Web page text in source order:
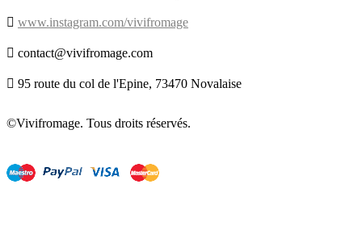
 www.instagram.com/vivifromage
 contact@vivifromage.com
 95 route du col de l'Epine, 73470 Novalaise
©Vivifromage. Tous droits réservés.